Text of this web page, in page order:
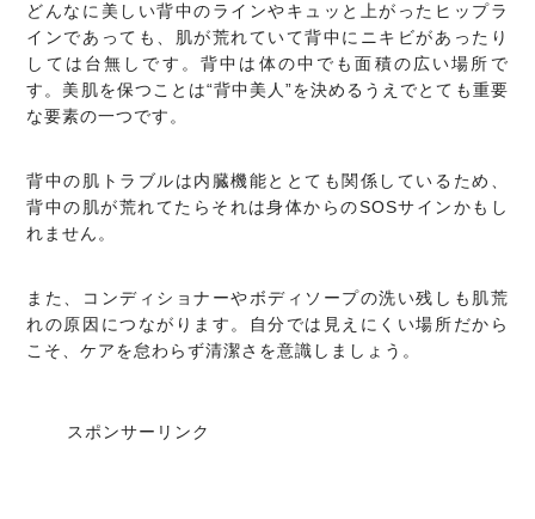
どんなに美しい背中のラインやキュッと上がったヒップラ
インであっても、肌が荒れていて背中にニキビがあったり
しては台無しです。背中は体の中でも面積の広い場所で
す。美肌を保つことは“背中美人”を決めるうえでとても重要
な要素の一つです。
背中の肌トラブルは内臓機能ととても関係しているため、
背中の肌が荒れてたらそれは身体からのSOSサインかもし
れません。
また、コンディショナーやボディソープの洗い残しも肌荒
れの原因につながります。自分では見えにくい場所だから
こそ、ケアを怠わらず清潔さを意識しましょう。
スポンサーリンク